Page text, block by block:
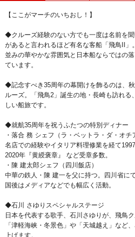
【ここがマーチのいちおし！】
◆クルーズ経験のない方でも一度は名前を聞
があると言われるほど有名な客船「飛鳥II」
並みの華やかな雰囲気と日本船ならではの
ています。
◆記念すべき35周年の幕開けを飾るのは、
ルーズ。「飛鳥2」誕生の地・長崎も訪れる
しい船旅です。
◆就航35周年を祝うふたつの特別ディナー
・落合 務 シェフ（ラ・ベットラ・ダ・オチ
名店での経験やイタリア料理修業を経て
2020年『黄綬褒章』 など受章多数。
・陳 建太郎シェフ（四川飯店）
中華の鉄人・陳 建一を父に持つ。四川省に
国後はメディアなどでも幅広く活動。
◆石川 さゆりスペシャルステージ
日本を代表する歌手、石川さゆりが、飛鳥
「津軽海峡・冬景色」や「天城越え」など
上げます。